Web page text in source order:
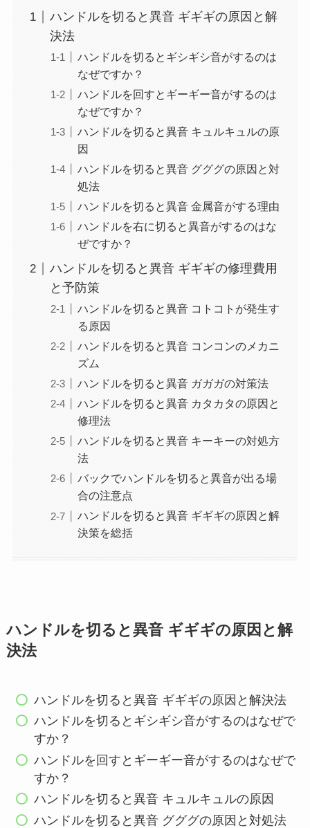
ハンドルを切ると異音 ギギギの原因と解
決法
ハンドルを切るとギシギシ音がするのは
なぜですか？
ハンドルを回すとギーギー音がするのは
なぜですか？
ハンドルを切ると異音 キュルキュルの原
因
ハンドルを切ると異音 グググの原因と対
処法
ハンドルを切ると異音 金属音がする理由
ハンドルを右に切ると異音がするのはな
ぜですか？
ハンドルを切ると異音 ギギギの修理費用
と予防策
ハンドルを切ると異音 コトコトが発生す
る原因
ハンドルを切ると異音 コンコンのメカニ
ズム
ハンドルを切ると異音 ガガガの対策法
ハンドルを切ると異音 カタカタの原因と
修理法
ハンドルを切ると異音 キーキーの対処方
法
バックでハンドルを切ると異音が出る場
合の注意点
ハンドルを切ると異音 ギギギの原因と解
決策を総括
ハンドルを切ると異音 ギギギの原因と解
決法
ハンドルを切ると異音 ギギギの原因と解決法
ハンドルを切るとギシギシ音がするのはなぜで
すか？
ハンドルを回すとギーギー音がするのはなぜで
すか？
ハンドルを切ると異音 キュルキュルの原因
ハンドルを切ると異音 グググの原因と対処法